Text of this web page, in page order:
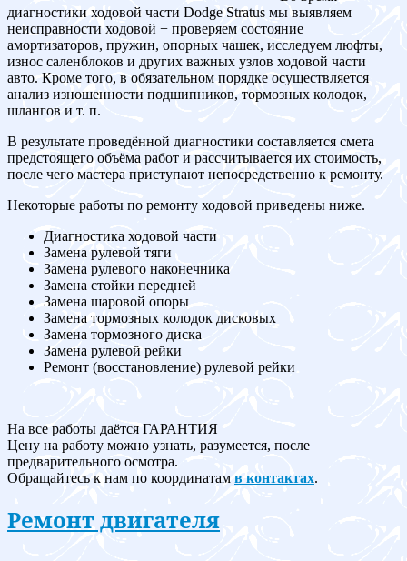
диагностики ходовой части Dodge Stratus мы выявляем
неисправности ходовой − проверяем состояние
амортизаторов, пружин, опорных чашек, исследуем люфты,
износ саленблоков и других важных узлов ходовой части
авто. Кроме того, в обязательном порядке осуществляется
анализ изношенности подшипников, тормозных колодок,
шлангов и т. п.
В результате проведённой диагностики составляется смета
предстоящего объёма работ и рассчитывается их стоимость,
после чего мастера приступают непосредственно к ремонту.
Некоторые работы по ремонту ходовой приведены ниже.
Диагностика ходовой части
Замена рулевой тяги
Замена рулевого наконечника
Замена стойки передней
Замена шаровой опоры
Замена тормозных колодок дисковых
Замена тормозного диска
Замена рулевой рейки
Ремонт (восстановление) рулевой рейки
На все работы даётся ГАРАНТИЯ
Цену на работу можно узнать, разумеется, после
предварительного осмотра.
Обращайтесь к нам по координатам в контактах.
Ремонт двигателя